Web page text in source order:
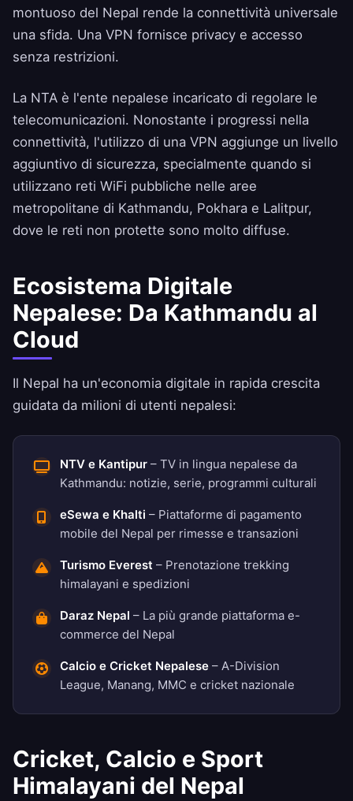
montuoso del Nepal rende la connettività universale
una sfida. Una VPN fornisce privacy e accesso
senza restrizioni.
La NTA è l'ente nepalese incaricato di regolare le
telecomunicazioni. Nonostante i progressi nella
connettività, l'utilizzo di una VPN aggiunge un livello
aggiuntivo di sicurezza, specialmente quando si
utilizzano reti WiFi pubbliche nelle aree
metropolitane di Kathmandu, Pokhara e Lalitpur,
dove le reti non protette sono molto diffuse.
Ecosistema Digitale
Nepalese: Da Kathmandu al
Cloud
Il Nepal ha un'economia digitale in rapida crescita
guidata da milioni di utenti nepalesi:
NTV e Kantipur – TV in lingua nepalese da
Kathmandu: notizie, serie, programmi culturali
eSewa e Khalti – Piattaforme di pagamento
mobile del Nepal per rimesse e transazioni
Turismo Everest – Prenotazione trekking
himalayani e spedizioni
Daraz Nepal – La più grande piattaforma e-
commerce del Nepal
Calcio e Cricket Nepalese – A-Division
League, Manang, MMC e cricket nazionale
Cricket, Calcio e Sport
Himalayani del Nepal